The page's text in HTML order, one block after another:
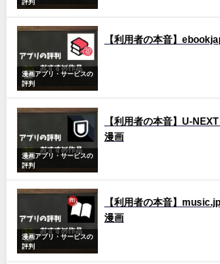
評判
漫画アプリ・サービスの
評判
【利用者の本音】
漫画アプリ・サービスの
評判
【利用者の本音】U-
漫画
漫画アプリ・サービスの
評判
【利用者の本音】
漫画